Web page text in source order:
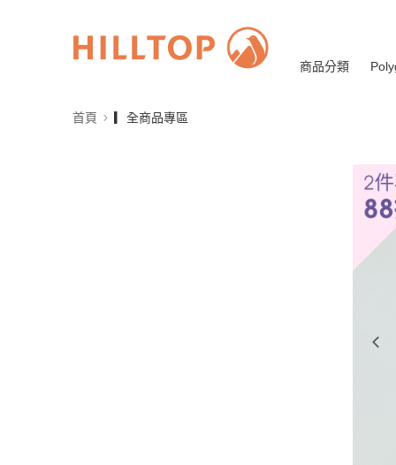
商品分類
首頁 ▎全商品專區